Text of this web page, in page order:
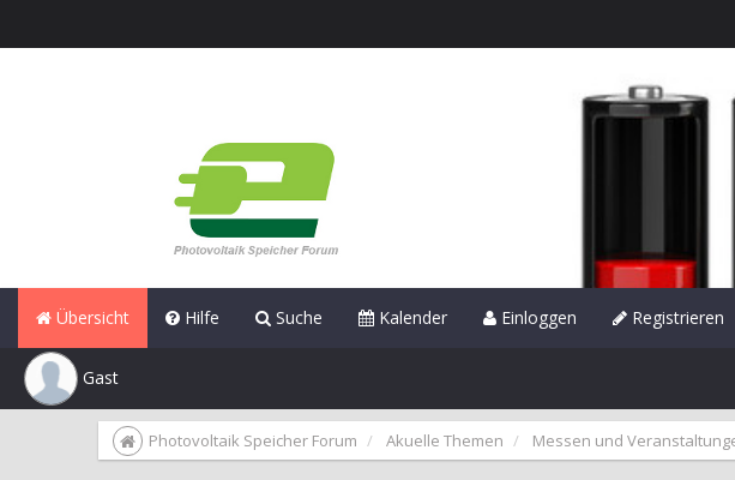
Übersicht Hilfe Suche Kalender Einloggen Registrieren
Gast
Photovoltaik Speicher Forum Akuelle Themen Messen und